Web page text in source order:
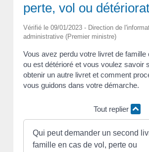
perte, vol ou
Vérifié le 09/01/2023 - Direction de
administrative (Premier ministre)
Vous avez perdu votre livret de famille
ou est détérioré et vous voulez savoir
obtenir un autre livret et comment
vous guidons dans votre démarche.
Tout replier
Qui peut demander un second
famille en cas de vol, perte ou